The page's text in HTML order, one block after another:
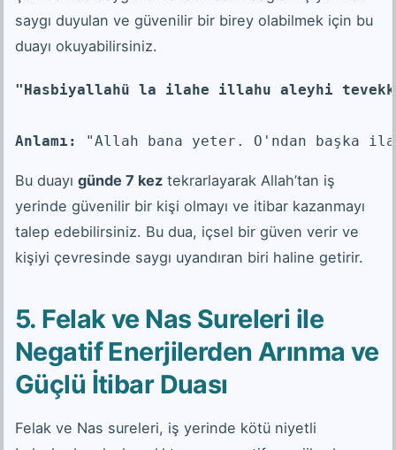
saygı duyulan ve güvenilir bir birey olabilmek için bu
duayı okuyabilirsiniz.
"Hasbiyallahü la ilahe illahu aleyhi
Anlamı: "Allah bana yeter. O'ndan başka
Bu duayı günde 7 kez tekrarlayarak Allah’tan iş
yerinde güvenilir bir kişi olmayı ve itibar kazanmayı
talep edebilirsiniz. Bu dua, içsel bir güven verir ve
kişiyi çevresinde saygı uyandıran biri haline getirir.
5. Felak ve Nas Sureleri ile
Negatif Enerjilerden Arınma ve
Güçlü İtibar Duası
Felak ve Nas sureleri, iş yerinde kötü niyetli